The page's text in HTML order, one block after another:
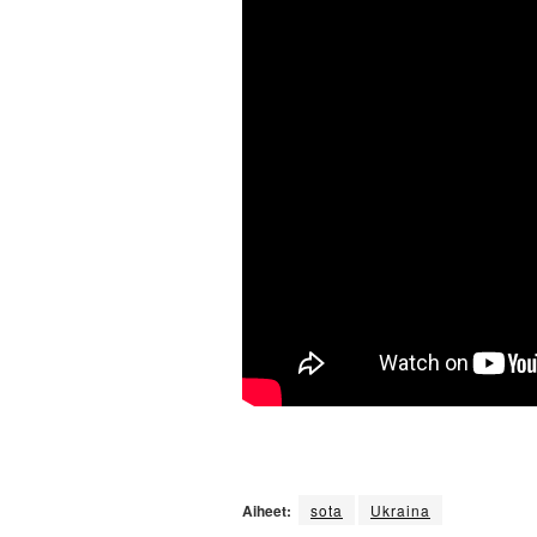
Aiheet: sota Ukraina